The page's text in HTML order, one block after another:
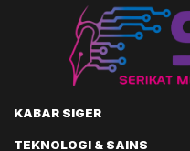
KABAR SIGER
TEKNOLOGI & SAINS